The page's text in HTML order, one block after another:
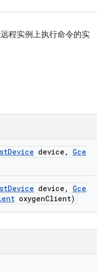
程实例上执行命令的实
Device device ,
Gce
Device device ,
Gce
oxygenClient)